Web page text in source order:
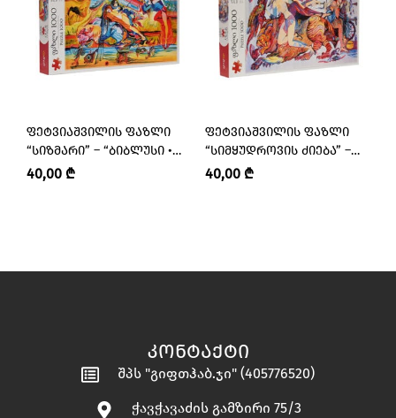
ᲤᲔᲢᲕᲘᲐᲨᲕᲘᲚᲘᲡ ᲤᲐᲖᲚᲘ
“ᲡᲘᲖᲛᲐᲠᲘ” – “ᲑᲘᲑᲚᲣᲡᲘ •
BIBLUSI”
40,00 ₾
ᲤᲔᲢᲕᲘᲐᲨᲕᲘᲚᲘᲡ ᲤᲐᲖᲚᲘ
“ᲡᲘᲛᲧᲣᲓᲠᲝᲕᲘᲡ ᲫᲘᲔᲑᲐ” –
“ᲑᲘᲑᲚᲣᲡᲘ • BIBLUSI”
40,00 ₾
ᲙᲝᲜᲢᲐᲥᲢᲘ
შპს "გიფთჰაბ.ჯი" (405776520)
ჭავჭავაძის გამზირი 75/3